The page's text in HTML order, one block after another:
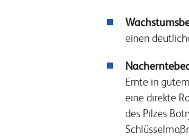
einen
Ernte in
eine direkte
des Pilzes